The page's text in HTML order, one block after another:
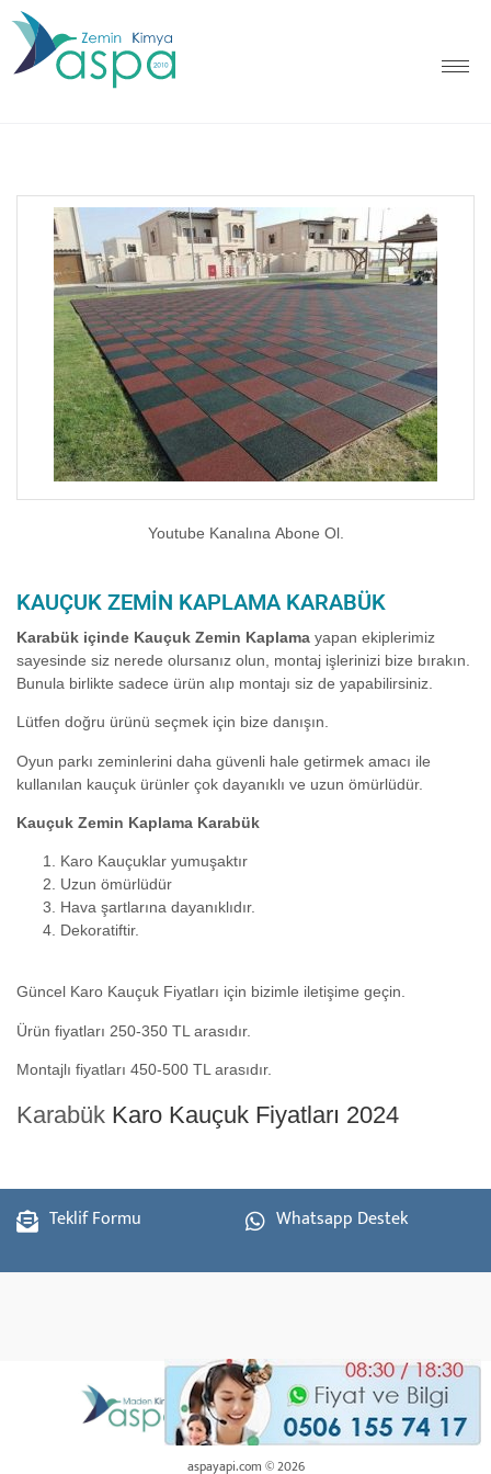
Youtube Kanalına Abone Ol.
KAUÇUK ZEMIN KAPLAMA KARABÜK
Karabük içinde Kauçuk Zemin Kaplama yapan ekiplerimiz
sayesinde siz nerede olursanız olun, montaj işlerinizi bize bırakın.
Bunula birlikte sadece ürün alıp montajı siz de yapabilirsiniz.
Lütfen doğru ürünü seçmek için bize danışın.
Oyun parkı zeminlerini daha güvenli hale getirmek amacı ile
kullanılan kauçuk ürünler çok dayanıklı ve uzun ömürlüdür.
Kauçuk Zemin Kaplama Karabük
Karo Kauçuklar yumuşaktır
Uzun ömürlüdür
Hava şartlarına dayanıklıdır.
Dekoratiftir.
Güncel Karo Kauçuk Fiyatları için bizimle iletişime geçin.
Ürün fiyatları 250-350 TL arasıdır.
Montajlı fiyatları 450-500 TL arasıdır.
Karabük Karo Kauçuk Fiyatları 2024
Teklif Formu Whatsapp Destek
aspayapi.com © 2026